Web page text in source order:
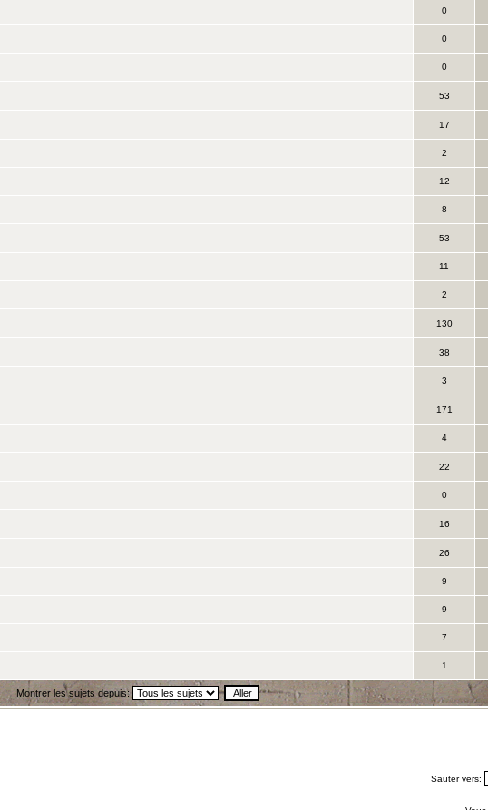
0
0
0
53
17
2
12
8
53
11
2
130
38
3
171
4
22
0
16
26
9
9
7
1
Montrer les sujets depuis:
Sauter vers: